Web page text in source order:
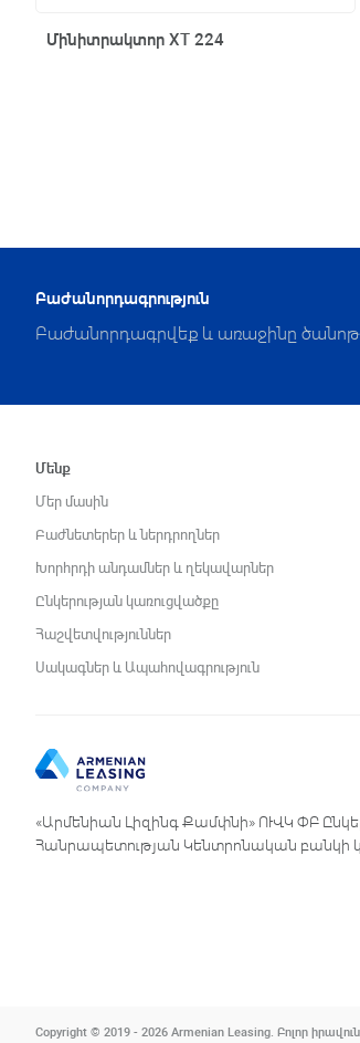
Արագ դիտում
Մինիտրակտոր XT 224
Բաժանորդագրություն
Բաժանորդագրվեք և առաջինը
Մենք
Մեր մասին
Բաժնետերեր և ներդրողներ
Խորհրդի անդամներ և ղեկավարներ
Ընկերության կառուցվածքը
Հաշվետվություններ
Սակագներ և Ապահովագրություն
«Արմենիան Լիզինգ Քամփնի» ՈՒՎԿ ՓԲ
Հանրապետության Կենտրոնական բանկի
Copyright © 2019 - 2026 Armenian Leasing. Բոլոր